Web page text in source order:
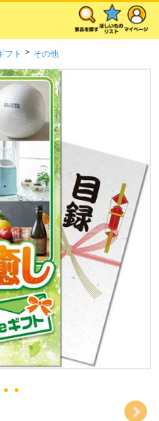
フト > その他